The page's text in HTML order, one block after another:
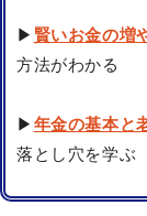
▶ 賢いお金の増
方法がわかる
▶ 年金の基本と
落とし穴を学ぶ